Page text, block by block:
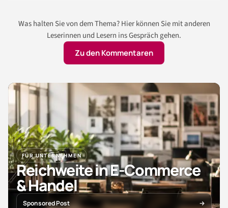
Was halten Sie von dem Thema? Hier können Sie mit anderen
Leserinnen und Lesern ins Gespräch gehen.
Zu den Kommentaren
FÜR UNTERNEHMEN
Reichweite in E-Commerce
& Handel
Sponsored Post